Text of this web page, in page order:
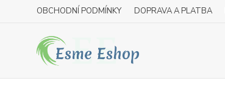
OBCHODNÍ PODMÍNKY DOPRAVA A PLATBA